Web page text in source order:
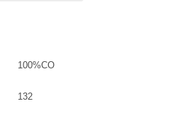
100%CO
132